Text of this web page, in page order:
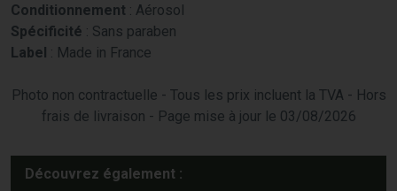
Conditionnement : Aérosol
Spécificité : Sans paraben
Label : Made in France
Photo non contractuelle - Tous les prix incluent la TVA - Hors
frais de livraison - Page mise à jour le 03/08/2026
Découvrez également :